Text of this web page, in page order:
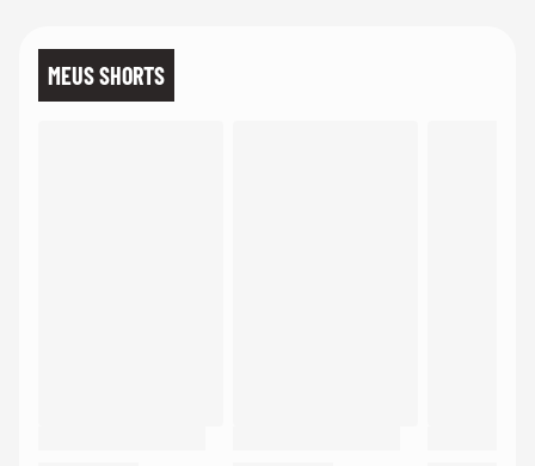
MEUS SHORTS